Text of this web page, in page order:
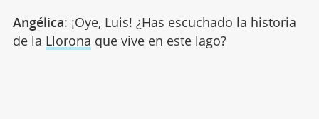
Angélica: ¡Oye, Luis! ¿Has escuchado la historia
de la Llorona que vive en este lago?